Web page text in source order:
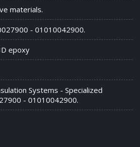
materials.
- 01010042900.
epoxy
Systems - Specialized
- 01010042900.